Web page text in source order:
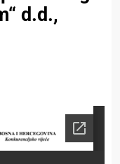
d.d.,